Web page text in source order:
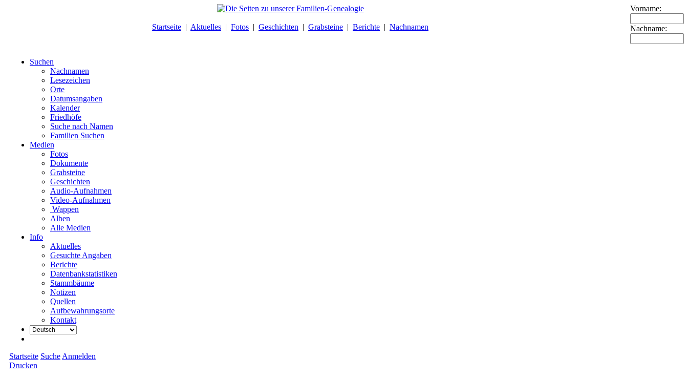
Startseite | Aktuelles | Fotos | Geschichten | Grabsteine | Berichte | Nachnamen
Vorname:
Nachname:
Suchen
Nachnamen
Lesezeichen
Orte
Datumsangaben
Kalender
Friedhöfe
Suche nach Namen
Familien Suchen
Medien
Fotos
Dokumente
Grabsteine
Geschichten
Audio-Aufnahmen
Video-Aufnahmen
Wappen
Alben
Alle Medien
Info
Aktuelles
Gesuchte Angaben
Berichte
Datenbankstatistiken
Stammbäume
Notizen
Quellen
Aufbewahrungsorte
Kontakt
Startseite Suche Anmelden
Drucken